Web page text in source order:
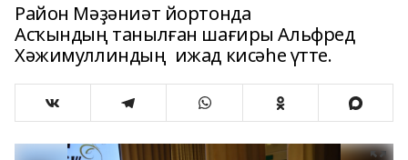
Район Мәҙәниәт йортонда
Асҡындың танылған шағиры Альфред
Хәжимуллиндың ижад кисәһе үтте.